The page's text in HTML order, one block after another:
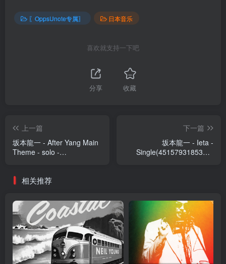
〖OppsUnote专属〗 日本音乐
喜欢就支持一下吧
分享 收藏
上一篇
坂本龍一 - After Yang Main
Theme - solo -
下一篇
坂本龍一 - Ieta -
Single(4515793185323)
相关推荐